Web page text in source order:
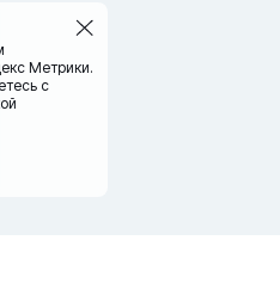
Метрики.
с